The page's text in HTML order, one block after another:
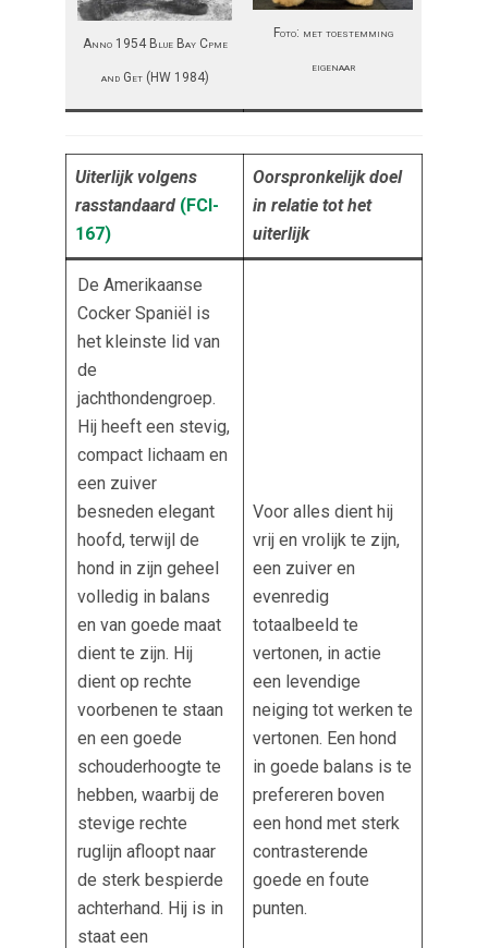
Anno 1954 Blue Bay Cpme
and Get (HW 1984)
Foto: met toestemming
eigenaar
Uiterlijk volgens
rasstandaard (FCI-
167)
Oorspronkelijk doel
in relatie tot het
uiterlijk
De Amerikaanse
Cocker Spaniël is
het kleinste lid van
de
jachthondengroep.
Hij heeft een stevig,
compact lichaam en
een zuiver
besneden elegant
hoofd, terwijl de
hond in zijn geheel
volledig in balans
en van goede maat
dient te zijn. Hij
dient op rechte
voorbenen te staan
en een goede
schouderhoogte te
hebben, waarbij de
stevige rechte
ruglijn afloopt naar
de sterk bespierde
achterhand. Hij is in
staat een
Voor alles dient hij
vrij en vrolijk te zijn,
een zuiver en
evenredig
totaalbeeld te
vertonen, in actie
een levendige
neiging tot werken te
vertonen. Een hond
in goede balans is te
prefereren boven
een hond met sterk
contrasterende
goede en foute
punten.